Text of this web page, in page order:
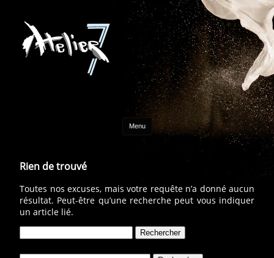
Menu Aller au contenu
Rien de trouvé
Toutes nos excuses, mais votre requête n’a donné aucun
résultat. Peut-être qu’une recherche peut vous indiquer
un article lié.